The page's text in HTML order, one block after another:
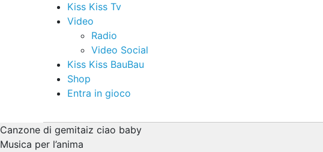
Kiss Kiss Tv
Video
Radio
Video Social
Kiss Kiss BauBau
Shop
Entra in gioco
Canzone di gemitaiz ciao baby
Musica per l’anima